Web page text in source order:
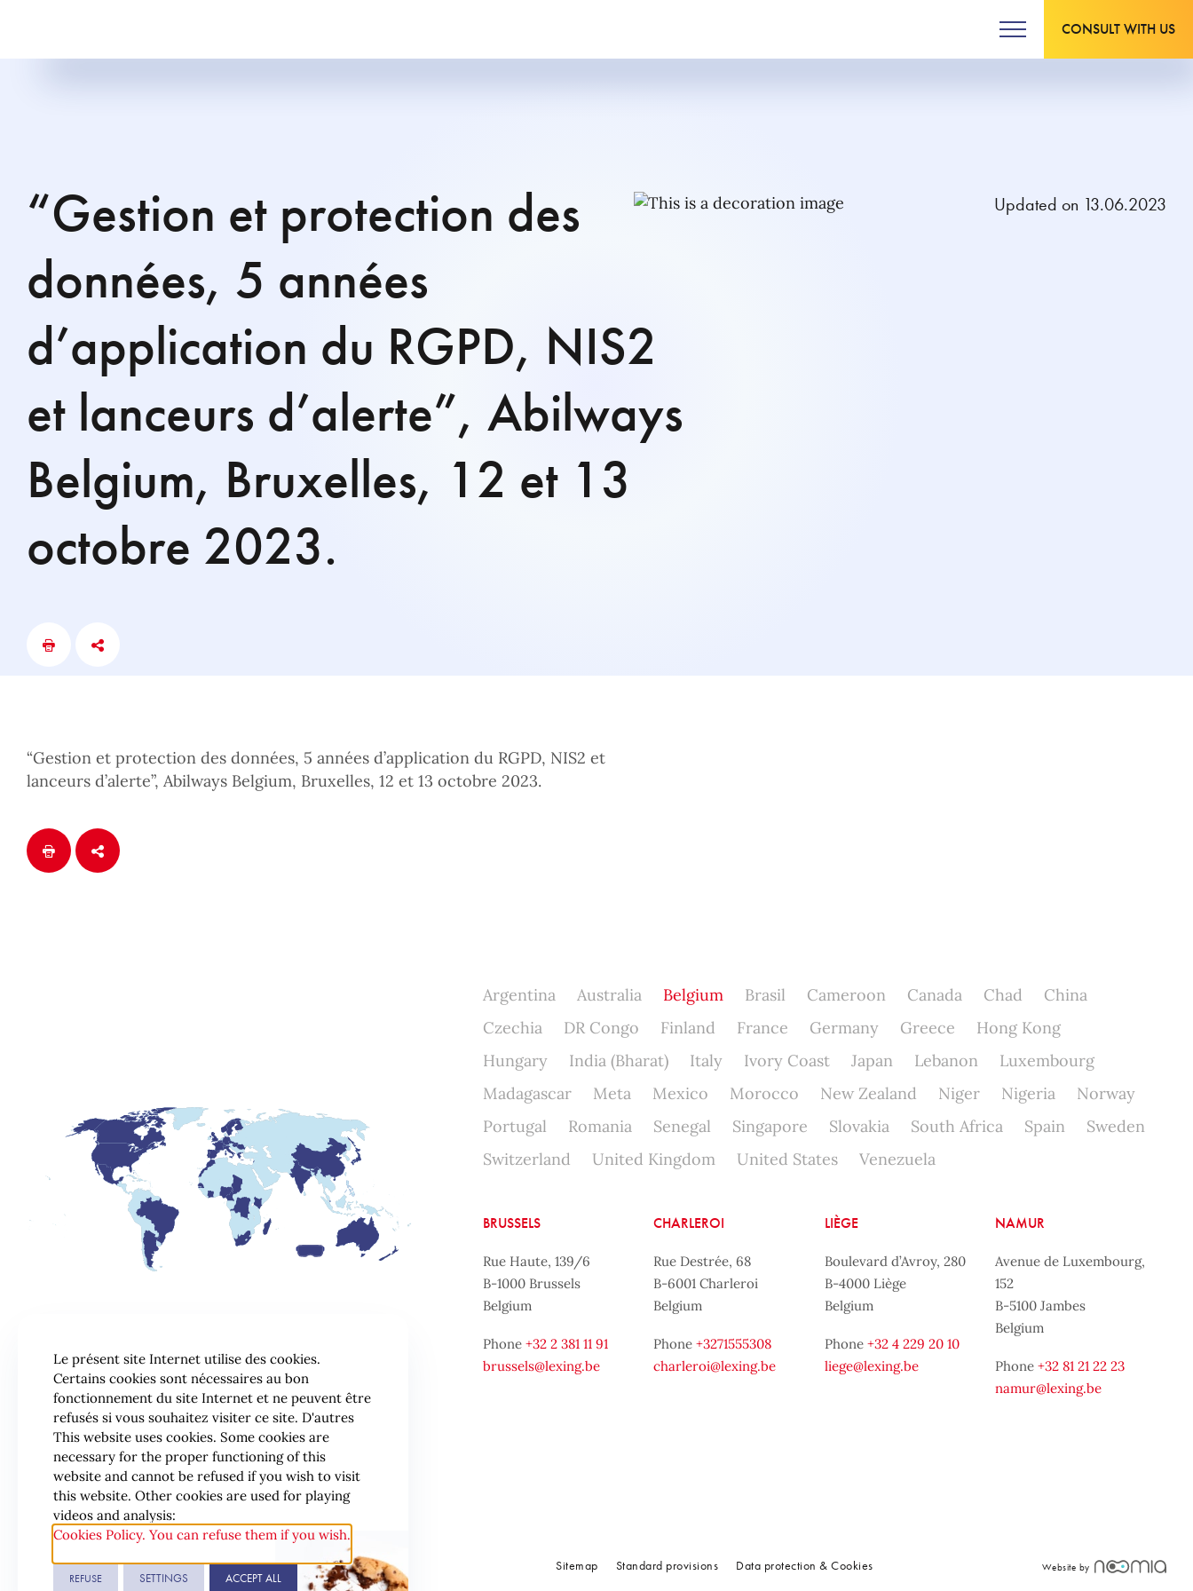
CONSULT WITH US
“Gestion et protection des
données, 5 années
d’application du RGPD, NIS2
et lanceurs d’alerte”, Abilways
Belgium, Bruxelles, 12 et 13
octobre 2023.
Updated on 13.06.2023
“Gestion et protection des données, 5 années d’application du RGPD, NIS2 et
lanceurs d’alerte”, Abilways Belgium, Bruxelles, 12 et 13 octobre 2023.
Argentina Australia Belgium Brasil Cameroon Canada Chad
China
Czechia
DR Congo Finland France Germany Greece
Hong Kong
Hungary
India (Bharat) Italy Ivory Coast Japan Lebanon
Luxembourg
Madagascar
Meta Mexico Morocco New Zealand Niger Nigeria
Norway
Portugal
Romania Senegal Singapore Slovakia South Africa Spain
Sweden
Switzerland
United Kingdom United States Venezuela
BRUSSELS
Rue Haute, 139/6
B-1000 Brussels
Belgium
Phone +32 2 381 11 91
brussels@lexing.be
CHARLEROI
Rue Destrée, 68
B-6001 Charleroi
Belgium
Phone+3271555308
charleroi@lexing.be
LIÈGE
Boulevard d’Avroy, 280
B-4000 Liège
Belgium
Phone +32 4 229 20 10
liege@lexing.be
NAMUR
Avenue de Luxembourg,
152
B-5100 Jambes
Belgium
Phone+32 81 21 22 23
namur@lexing.be
© 2026 Lexing Sitemap Standard provisions Data protection & Cookies Website by
Le présent site Internet utilise des cookies.
Certains cookies sont nécessaires au bon
fonctionnement du site Internet et ne peuvent être
refusés si vous souhaitez visiter ce site. D'autres
This website uses cookies. Some cookies are
necessary for the proper functioning of this
website and cannot be refused if you wish to visit
this website. Other cookies are used for playing
videos and analysis:
Cookies Policy. You can refuse them if you wish.
REFUSE SETTINGS ACCEPT ALL